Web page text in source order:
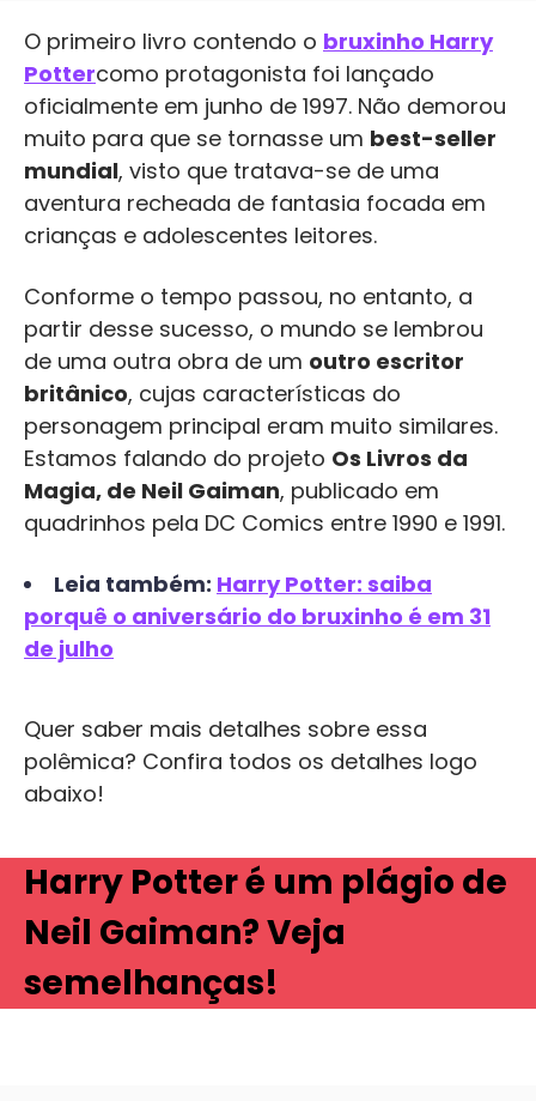
O primeiro livro contendo o bruxinho Harry
Pottercomo protagonista foi lançado
oficialmente em junho de 1997. Não demorou
muito para que se tornasse um best-seller
mundial, visto que tratava-se de uma
aventura recheada de fantasia focada em
crianças e adolescentes leitores.
Conforme o tempo passou, no entanto, a
partir desse sucesso, o mundo se lembrou
de uma outra obra de um outro escritor
britânico, cujas características do
personagem principal eram muito similares.
Estamos falando do projeto Os Livros da
Magia, de Neil Gaiman, publicado em
quadrinhos pela DC Comics entre 1990 e 1991.
Leia também: Harry Potter: saiba
porquê o aniversário do bruxinho é em 31
de julho
Quer saber mais detalhes sobre essa
polêmica? Confira todos os detalhes logo
abaixo!
Harry Potter é um plágio de
Neil Gaiman? Veja
semelhanças!